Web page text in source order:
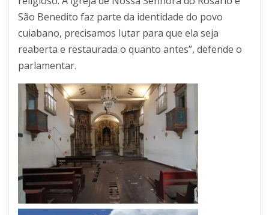
São Benedito faz parte da identidade do povo
cuiabano, precisamos lutar para que ela seja
reaberta e restaurada o quanto antes”, defende o
parlamentar.